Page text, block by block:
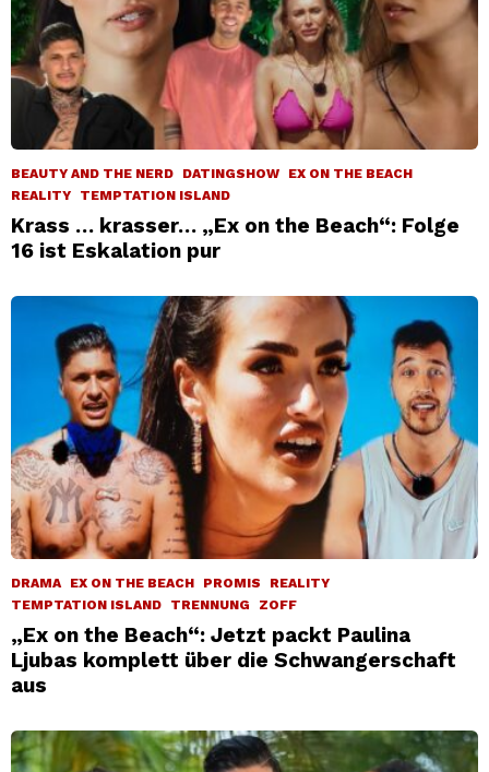
BEAUTY AND THE NERD DATINGSHOW
EX ON THE BEACH
REALITY
TEMPTATION ISLAND
Krass … krasser… „Ex on the Beach“: Folge
16 ist Eskalation pur
DRAMA EX ON THE BEACH PROMIS
REALITY
TEMPTATION ISLAND
TRENNUNG ZOFF
„Ex on the Beach“: Jetzt packt Paulina
Ljubas komplett über die Schwangerschaft
aus